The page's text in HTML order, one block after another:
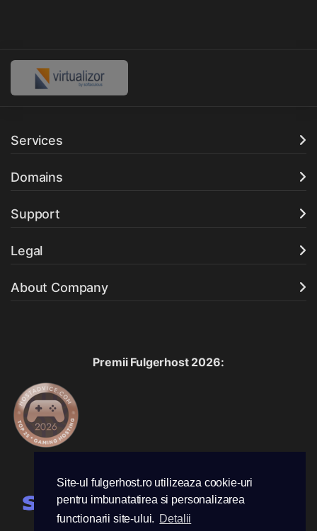
Site-ul fulgerhost.ro utilizeaza cookie-uri
pentru imbunatatirea si personalizarea
functionarii site-ului. Detalii
Services
Domains
Support
Legal
About Company
Premii Fulgerhost 2026: